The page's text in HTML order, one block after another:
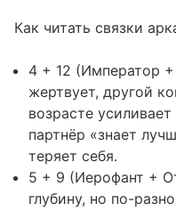
Как читать связки
4 + 12 (Император
жертвует, другой
возрасте
партнёр «знает
теряет себя.
5 + 9 (Иерофант +
глубину, но по-